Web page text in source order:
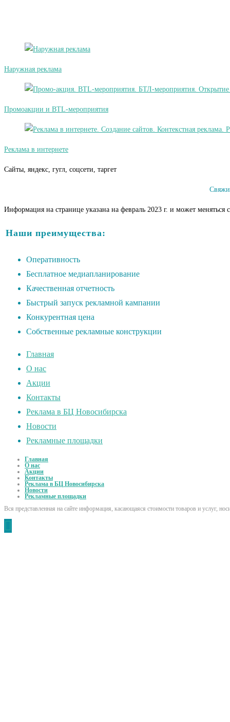
Наружная реклама
Промоакции и BTL-мероприятия
Реклама в интернете
Сайты, яндекс, гугл, соцсети, таргет
Информация на странице указана на февраль 2023 г. и может
Наши преимущества:
Оперативность
Бесплатное медиапланирование
Качественная отчетность
Быстрый запуск рекламной кампании
Конкурентная цена
Собственные рекламные конструкции
Главная
О нас
Акции
Контакты
Реклама в БЦ Новосибирска
Новости
Рекламные площадки
Главная
О нас
Акции
Контакты
Реклама в БЦ Новосибирска
Новости
Рекламные площадки
Вся представленная на сайте информация, касающаяся стоимости товаров и услуг,